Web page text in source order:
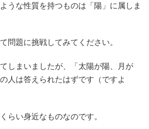
うな性質を持つものは「陽」に属しま
問題に挑戦してみてください。
しまいましたが、「太陽が陽、月が
人は答えられたはずです（ですよ
らい身近なものなのです。